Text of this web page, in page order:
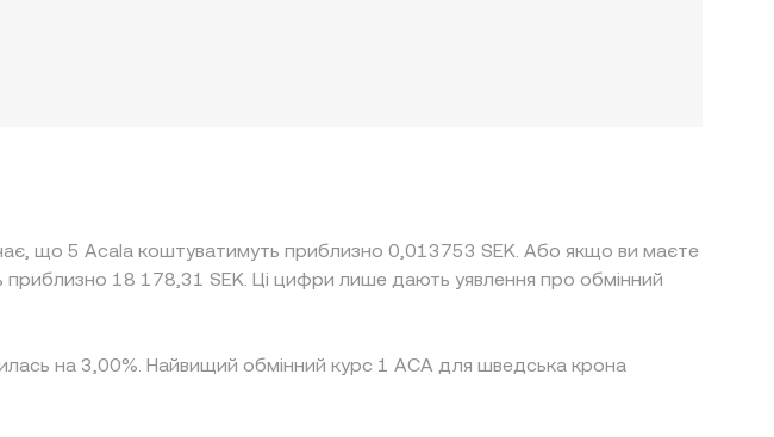
що 5 Acala коштуватимуть приблизно 0,013753 SEK. Або якщо ви маєте
18 178,31 SEK. Ці цифри лише дають уявлення про обмінний
на 3,00%. Найвищий обмінний курс 1 ACA для шведська крона